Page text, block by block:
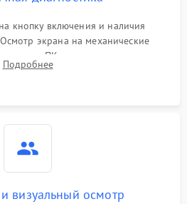
кнопку включения и наличия
экрана на механические
к ПК для оценки вывода
и выявления артефактов на
Подробнее
визуальный осмотр